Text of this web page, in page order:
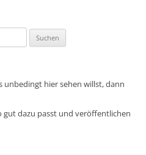
unbedingt hier sehen willst, dann
gut dazu passt und veröffentlichen